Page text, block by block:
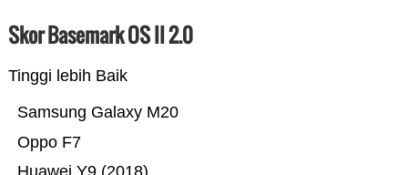
Skor Basemark OS II 2.0
Tinggi lebih Baik
Oppo F7
Samsung Galaxy M20